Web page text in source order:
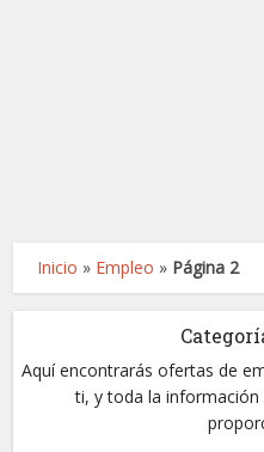
Inicio » Empleo » Página 2
Aquí encontrarás ofertas de
ti, y toda la